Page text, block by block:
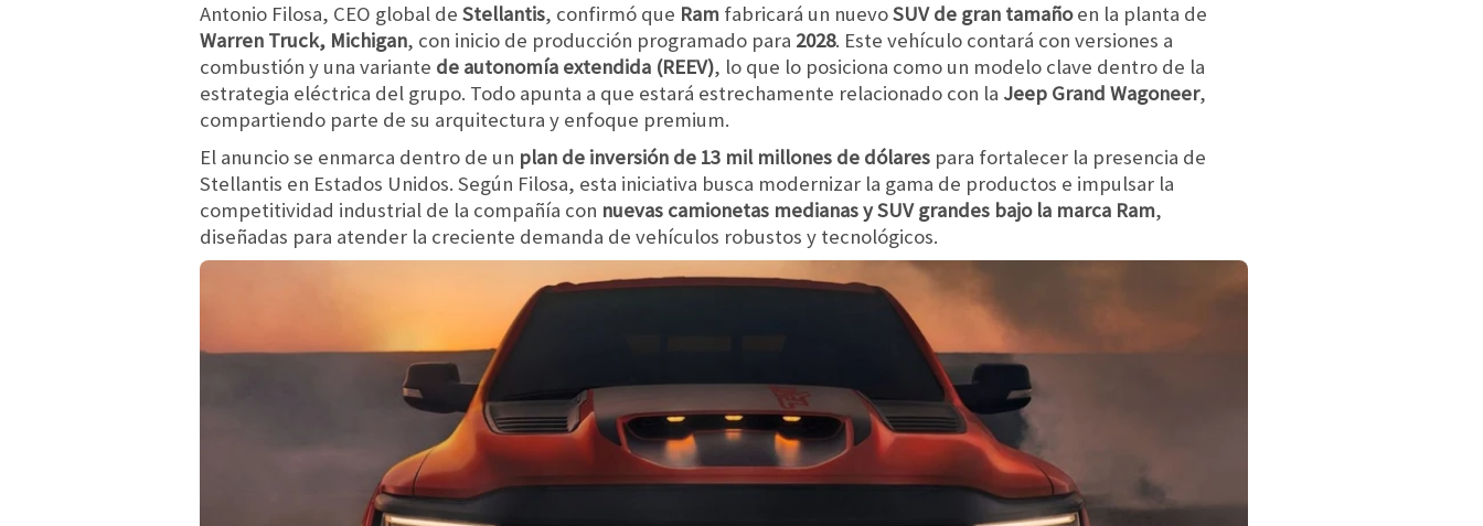
Antonio Filosa, CEO global de Stellantis, confirmó que Ram fabricará un nuevoSUV de gran tamañoen la planta de
Warren Truck, Michigan, con inicio de producción programado para 2028. Este vehículo contará con versiones a
combustión y una variante de autonomía extendida (REEV), lo que lo posiciona como un modelo clave dentro de la
estrategia eléctrica del grupo. Todo apunta a que estará estrechamente relacionado con la Jeep Grand Wagoneer,
compartiendo parte de su arquitectura y enfoque premium.
El anuncio se enmarca dentro de un plan de inversión de 13 mil millones de dólares para fortalecer la presencia de
Stellantis en Estados Unidos. Según Filosa, esta iniciativa busca modernizar la gama de productos e impulsar la
competitividad industrial de la compañía con nuevas camionetas medianas y SUV grandes bajo la marca Ram,
diseñadas para atender la creciente demanda de vehículos robustos y tecnológicos.